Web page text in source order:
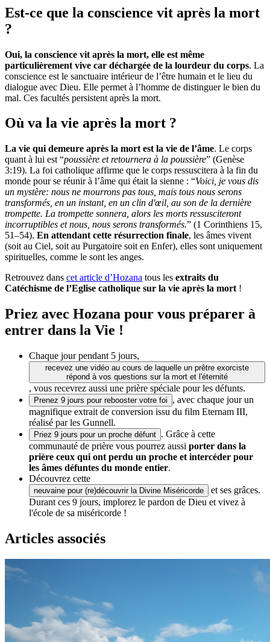
Est-ce que la conscience vit après la mort
?
Oui, la conscience vit après la mort, elle est même
particulièrement vive car déchargée de la lourdeur du corps. La
conscience est le sanctuaire intérieur de l’être humain et le lieu du
dialogue avec Dieu. Elle permet à l’homme de distinguer le bien du
mal. Ces facultés persistent après la mort.
Où va la vie après la mort ?
La vie qui demeure après la mort est la vie de l’âme. Le corps
quant à lui est “poussière et retournera à la poussière” (Genèse
3:19). La foi catholique affirme que le corps ressuscitera à la fin du
monde pour se réunir à l’âme qui était la sienne : “Voici, je vous dis
un mystère: nous ne mourrons pas tous, mais tous nous serons
transformés, en un instant, en un clin d'œil, au son de la dernière
trompette. La trompette sonnera, alors les morts ressusciteront
incorruptibles et nous, nous serons transformés.” (1 Corinthiens 15,
51–54). En attendant cette résurrection finale, les âmes vivent
(soit au Ciel, soit au Purgatoire soit en Enfer), elles sont uniquement
spirituelles, comme le sont les anges.
Retrouvez dans cet article d’Hozana tous les extraits du
Catéchisme de l’Eglise catholique sur la vie après la mort !
Priez avec Hozana pour vous préparer à
entrer dans la Vie !
Chaque jour pendant 5 jours,
recevez une vidéo au cours de laquelle un prêtre exorciste
répond à vos questions sur la mort et l'éternité
, vous recevrez aussi une prière spéciale pour les défunts.
Prenez 9 jours pour rebooster votre foi
, avec chaque jour un
magnifique extrait de conversion issu du film Eternam III,
réalisé par les Gunnell.
Priez 9 jours pour un proche défunt . Grâce à cette
communauté de prière vous pourrez aussi porter dans la
prière ceux qui ont perdu un proche et intercéder pour
les âmes défuntes du monde entier.
Découvrez cette
neuvaine pour (re)découvrir la Divine Miséricorde
et ses grâces.
Durant ces 9 jours, implorez le pardon de Dieu et vivez à
l'école de sa miséricorde !
Articles associés